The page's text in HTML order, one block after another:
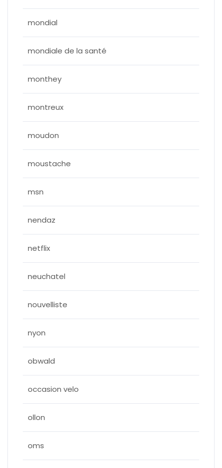
mondial
mondiale de la santé
monthey
montreux
moudon
moustache
msn
nendaz
netflix
neuchatel
nouvelliste
nyon
obwald
occasion velo
ollon
oms